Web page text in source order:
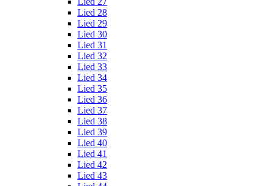
Lied 28
Lied 29
Lied 30
Lied 31
Lied 32
Lied 33
Lied 34
Lied 35
Lied 36
Lied 37
Lied 38
Lied 39
Lied 40
Lied 41
Lied 42
Lied 43